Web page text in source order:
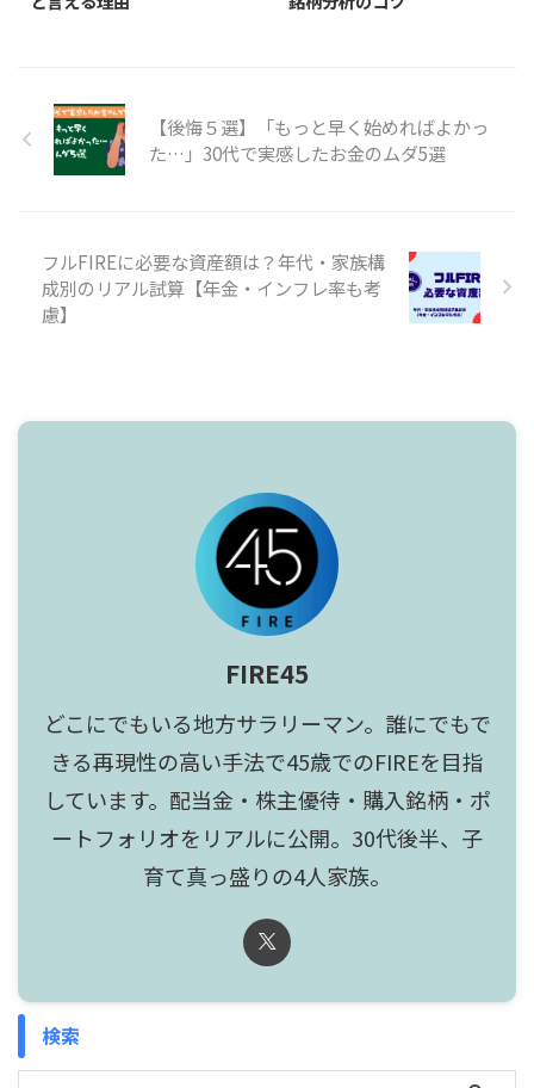
【後悔５選】「もっと早く始めればよかっ
た…」30代で実感したお金のムダ5選
フルFIREに必要な資産額は？年代・家族構
成別のリアル試算【年金・インフレ率も考
慮】
FIRE45
どこにでもいる地方サラリーマン。誰にでもで
きる再現性の高い手法で45歳でのFIREを目指
しています。配当金・株主優待・購入銘柄・ポ
ートフォリオをリアルに公開。30代後半、子
育て真っ盛りの4人家族。
検索